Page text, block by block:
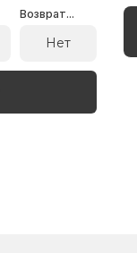
Возврат...
Нет